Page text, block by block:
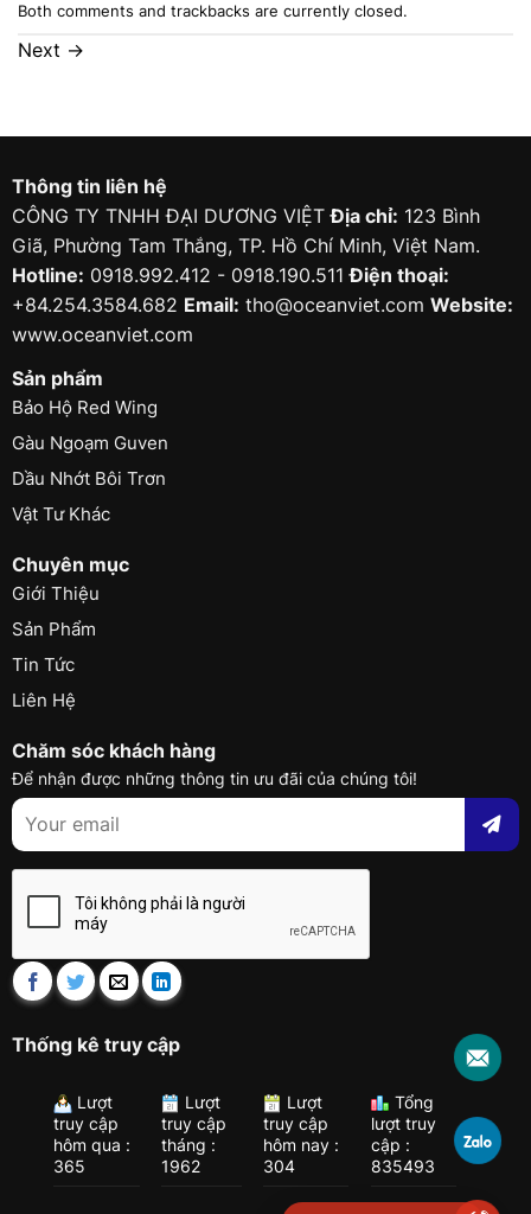
Both comments and trackbacks are currently closed.
Next →
Thông tin liên hệ
CÔNG TY TNHH ĐẠI DƯƠNG VIỆTĐịa chỉ: 123 Bình
Giã, Phường Tam Thắng, TP. Hồ Chí Minh, Việt Nam.
Hotline: 0918.992.412 - 0918.190.511Điện thoại:
+84.254.3584.682 Email: tho@oceanviet.com Website:
www.oceanviet.com
Sản phẩm
Bảo Hộ Red Wing
Gàu Ngoạm Guven
Dầu Nhớt Bôi Trơn
Vật Tư Khác
Chuyên mục
Giới Thiệu
Sản Phẩm
Tin Tức
Liên Hệ
Chăm sóc khách hàng
Để nhận được những thông tin ưu đãi của chúng tôi!
Thống kê truy cập
Lượt
truy cập
hôm qua :
365
Lượt
truy cập
tháng :
1962
Lượt
truy cập
hôm nay :
304
Tổng
lượt truy
cập :
835493